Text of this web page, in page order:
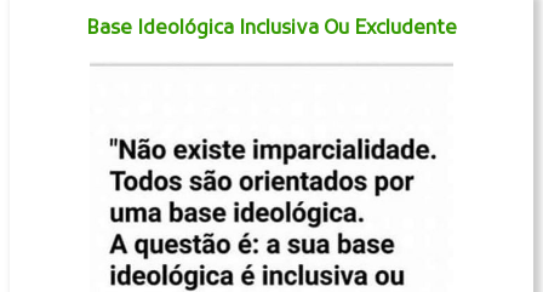
Base Ideológica Inclusiva Ou Excludente